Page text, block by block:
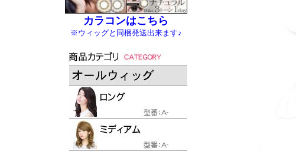
カラコンはこちら
※ウィッグと同梱発送出来ます♪